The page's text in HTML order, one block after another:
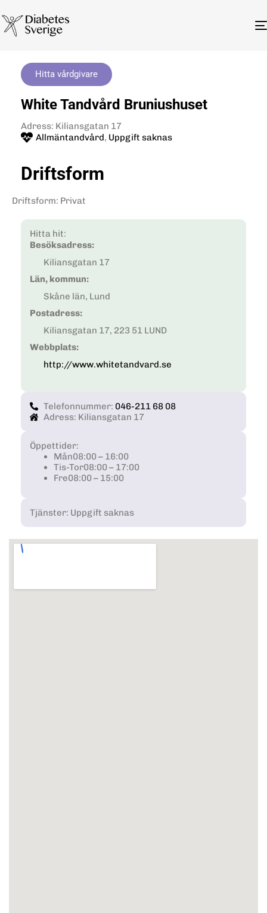
Hitta vårdgivare
White Tandvård Bruniushuset
Adress: Kiliansgatan 17
Allmäntandvård, Uppgift saknas
Driftsform
Driftsform: Privat
Hitta hit:
Besöksadress:
Kiliansgatan 17
Län, kommun:
Skåne län, Lund
Postadress:
Kiliansgatan 17, 223 51 LUND
Webbplats:
http://www.whitetandvard.se
Telefonnummer: 046-211 68 08
Adress: Kiliansgatan 17
Öppettider:
Mån08:00 – 16:00
Tis-Tor08:00 – 17:00
Fre08:00 – 15:00
Tjänster: Uppgift saknas